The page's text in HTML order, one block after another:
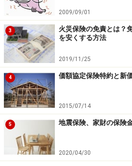
住まいの保険（SBI損害保
火災・落雷・破裂及び爆発を基本
補償を選択できる火災保険。WEB
適用が少なくなっているオール電
少ないノンスモーカー割引、新築
ある。
充実のハウスサポートサービスで
係のトラブルにも対処している。
2009/09/01
3
火災保険の免責とは？
を安くする方法
2019/11/25
4 価額協定保険特約と新
2015/07/14
5 地震保険、家財の保険
2020/04/30